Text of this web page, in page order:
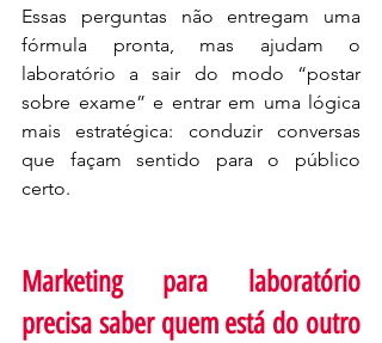
Essas perguntas não entregam uma
fórmula pronta, mas ajudam o
laboratório a sair do modo “postar
sobre exame” e entrar em uma lógica
mais estratégica: conduzir conversas
que façam sentido para o público
certo.
Marketing para laboratório
precisa saber quem está do outro